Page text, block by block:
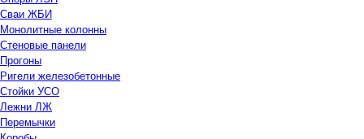
Сваи ЖБИ
Монолитные колонны
Стеновые панели
Прогоны
Ригели железобетонные
Стойки УСО
Лежни ЛЖ
Перемычки